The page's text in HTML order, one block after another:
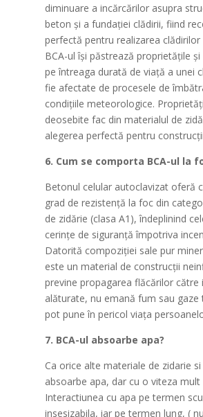
diminuare a incărcărilor asupra
beton și a fundației clădirii, fiind
perfectă pentru realizarea
BCA-ul își păstrează proprietățile
pe întreaga durată de viață a unei
fie afectate de procesele de
condițiile meteorologice.
deosebite fac din materialul de
alegerea perfectă pentru
6. Cum se comporta BCA-ul la
Betonul celular autoclavizat oferă
grad de rezistență la foc din
de zidărie (clasa A1), îndeplinind
cerințe de siguranță împotriva
Datorită compoziției sale pur
este un material de construcții
previne propagarea flăcărilor către
alăturate, nu emană fum sau gaze
pot pune în pericol viața
7. BCA-ul absoarbe apa?
Ca orice alte materiale de zidarie si
absoarbe apa, dar cu o viteza mult
Interactiunea cu apa pe termen
insesizabila, iar pe termen lung, (